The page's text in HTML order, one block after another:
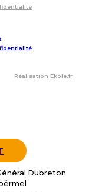
Réalisation Ekole.fr
Dubreton